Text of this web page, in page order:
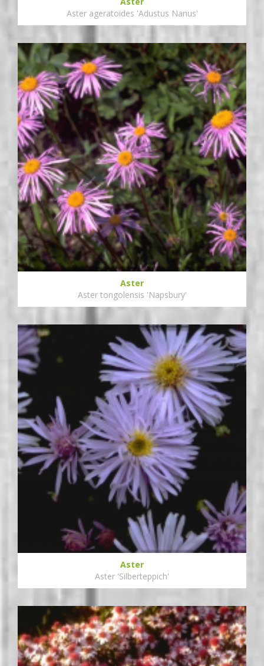
Aster ageratoides 'Adustus Nanus'
Aster
Aster tongolensis 'Napsbury'
Aster
Aster 'Silberteppich'